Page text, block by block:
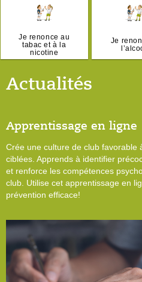
Je renonce au
tabac et à la
nicotine
Je
Actualités
Apprentissage en ligne
Crée une culture de club favorable
ciblées. Apprends à identifier
et renforce les compétences
club. Utilise cet apprentissage en
prévention efficace!